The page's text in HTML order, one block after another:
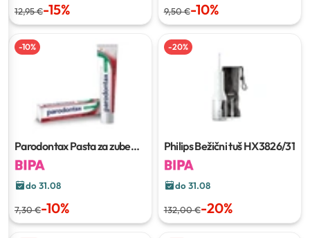
12,95 €-15% 9,50 €-10%
-10%
Parodontax Pasta za zube
Strengthen & protect
do 31.08
7,30 €-10%
-20%
Philips Bežični tuš HX3826/31
do 31.08
132,00 €-20%